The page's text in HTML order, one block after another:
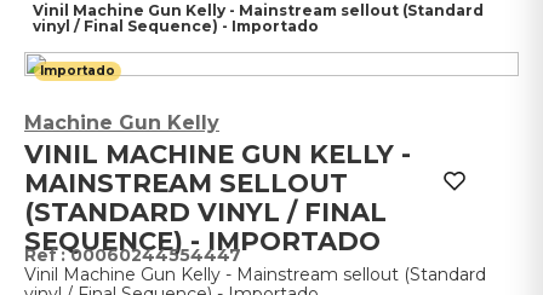
Vinil Machine Gun Kelly - Mainstream sellout (Standard
vinyl / Final Sequence) - Importado
Importado
Machine Gun Kelly
VINIL MACHINE GUN KELLY -
MAINSTREAM SELLOUT
(STANDARD VINYL / FINAL
SEQUENCE) - IMPORTADO
:00060244554447
Vinil Machine Gun Kelly - Mainstream sellout (Standard